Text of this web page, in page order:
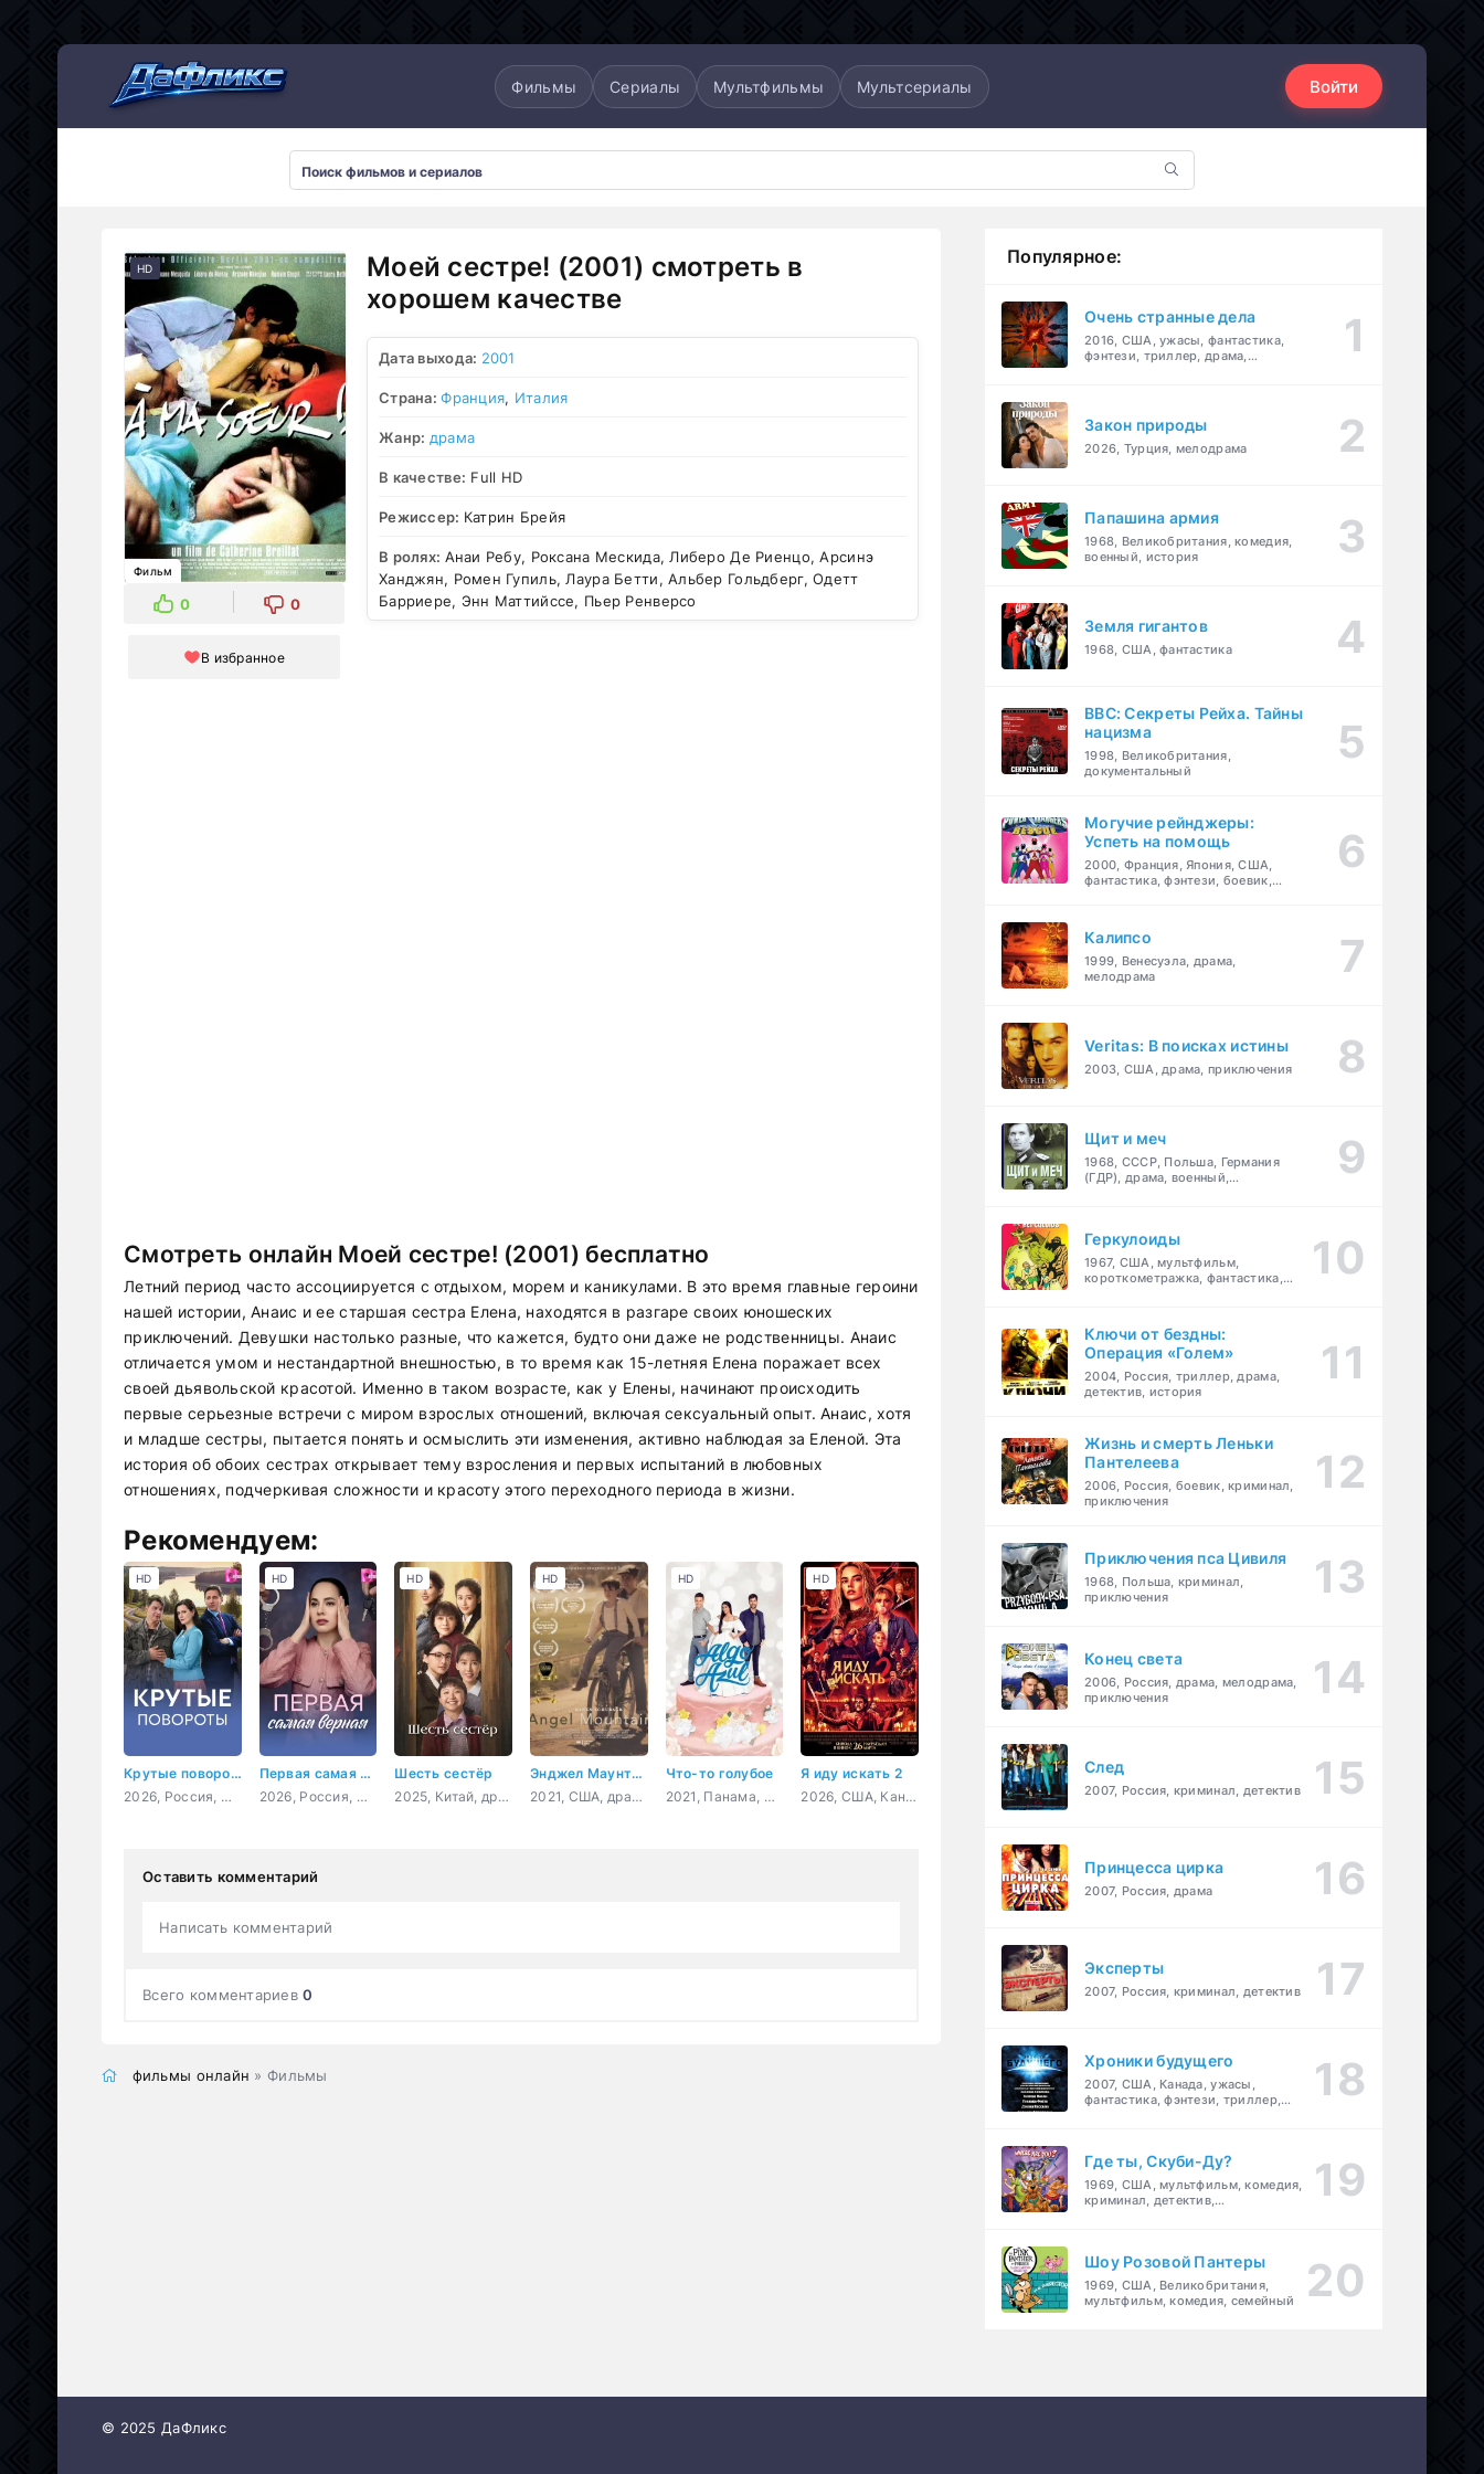
Фильмы Сериалы Мультфильмы Мультсериалы Войти
HD
Фильм
0 0
В избранное
Моей сестре! (2001) смотреть в
хорошем качестве
Дата выхода: 2001
Страна:Франция, Италия
Жанр: драма
В качестве: Full HD
Режиссер: Катрин Брейя
В ролях: Анаи Ребу, Роксана Мескида, Либеро Де Риенцо, Арсинэ
Ханджян, Ромен Гупиль, Лаура Бетти, Альбер Гольдберг, Одетт
Барриере, Энн Маттийссе, Пьер Ренверсо
Смотреть онлайн Моей сестре! (2001) бесплатно
Летний период часто ассоциируется с отдыхом, морем и каникулами. В это время главные героини
нашей истории, Анаис и ее старшая сестра Елена, находятся в разгаре своих юношеских
приключений. Девушки настолько разные, что кажется, будто они даже не родственницы. Анаис
отличается умом и нестандартной внешностью, в то время как 15-летняя Елена поражает всех
своей дьявольской красотой. Именно в таком возрасте, как у Елены, начинают происходить
первые серьезные встречи с миром взрослых отношений, включая сексуальный опыт. Анаис, хотя
и младше сестры, пытается понять и осмыслить эти изменения, активно наблюдая за Еленой. Эта
история об обоих сестрах открывает тему взросления и первых испытаний в любовных
отношениях, подчеркивая сложности и красоту этого переходного периода в жизни.
Рекомендуем:
Крутые повороты
2026, Россия, мелодрама
HD
Первая самая верная
2026, Россия, мелодрама
HD
Шесть сестёр
2025, Китай, драма
HD
Энджел Маунтин
2021, США, драма
HD
Что-то голубое
2021, Панама, Колумбия, комедия
HD
Я иду искать 2
2026, США, Канада, ужасы, триллер, комедия
HD
Оставить комментарий
Написать комментарий
Всего комментариев0
фильмы онлайн » Фильмы
Популярное:
Очень странные дела
2016, США, ужасы, фантастика,
фэнтези, триллер, драма,
Закон природы
2026, Турция, мелодрама
Папашина армия
1968, Великобритания, комедия,
военный, история
Земля гигантов
1968, США, фантастика
BBC: Секреты Рейха. Тайны
нацизма
1998, Великобритания,
документальный
Могучие рейнджеры:
Успеть на помощь
2000, Франция, Япония, США,
фантастика, фэнтези, боевик,
Калипсо
1999, Венесуэла, драма,
мелодрама
Veritas: В поисках истины
2003, США, драма, приключения
Щит и меч
1968, СССР, Польша, Германия
(ГДР), драма, военный,
Геркулоиды
1967, США, мультфильм,
короткометражка, фантастика,
Ключи от бездны:
Операция «Голем»
2004, Россия, триллер, драма,
детектив, история
Жизнь и смерть Леньки
Пантелеева
2006, Россия, боевик, криминал,
приключения
Приключения пса Цивиля
1968, Польша, криминал,
приключения
Конец света
2006, Россия, драма, мелодрама,
приключения
След
2007, Россия, криминал, детектив
Принцесса цирка
2007, Россия, драма
Эксперты
2007, Россия, криминал, детектив
Хроники будущего
2007, США, Канада, ужасы,
фантастика, фэнтези, триллер,
Где ты, Скуби-Ду?
1969, США, мультфильм, комедия,
криминал, детектив,
Шоу Розовой Пантеры
1969, США, Великобритания,
мультфильм, комедия, семейный
© 2025 ДаФликс
Мультсериалы